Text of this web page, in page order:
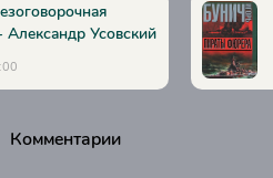
Александр Усовский
Комментарии